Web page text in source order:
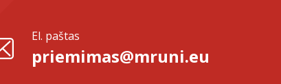
El. paštas
priemimas@mruni.eu